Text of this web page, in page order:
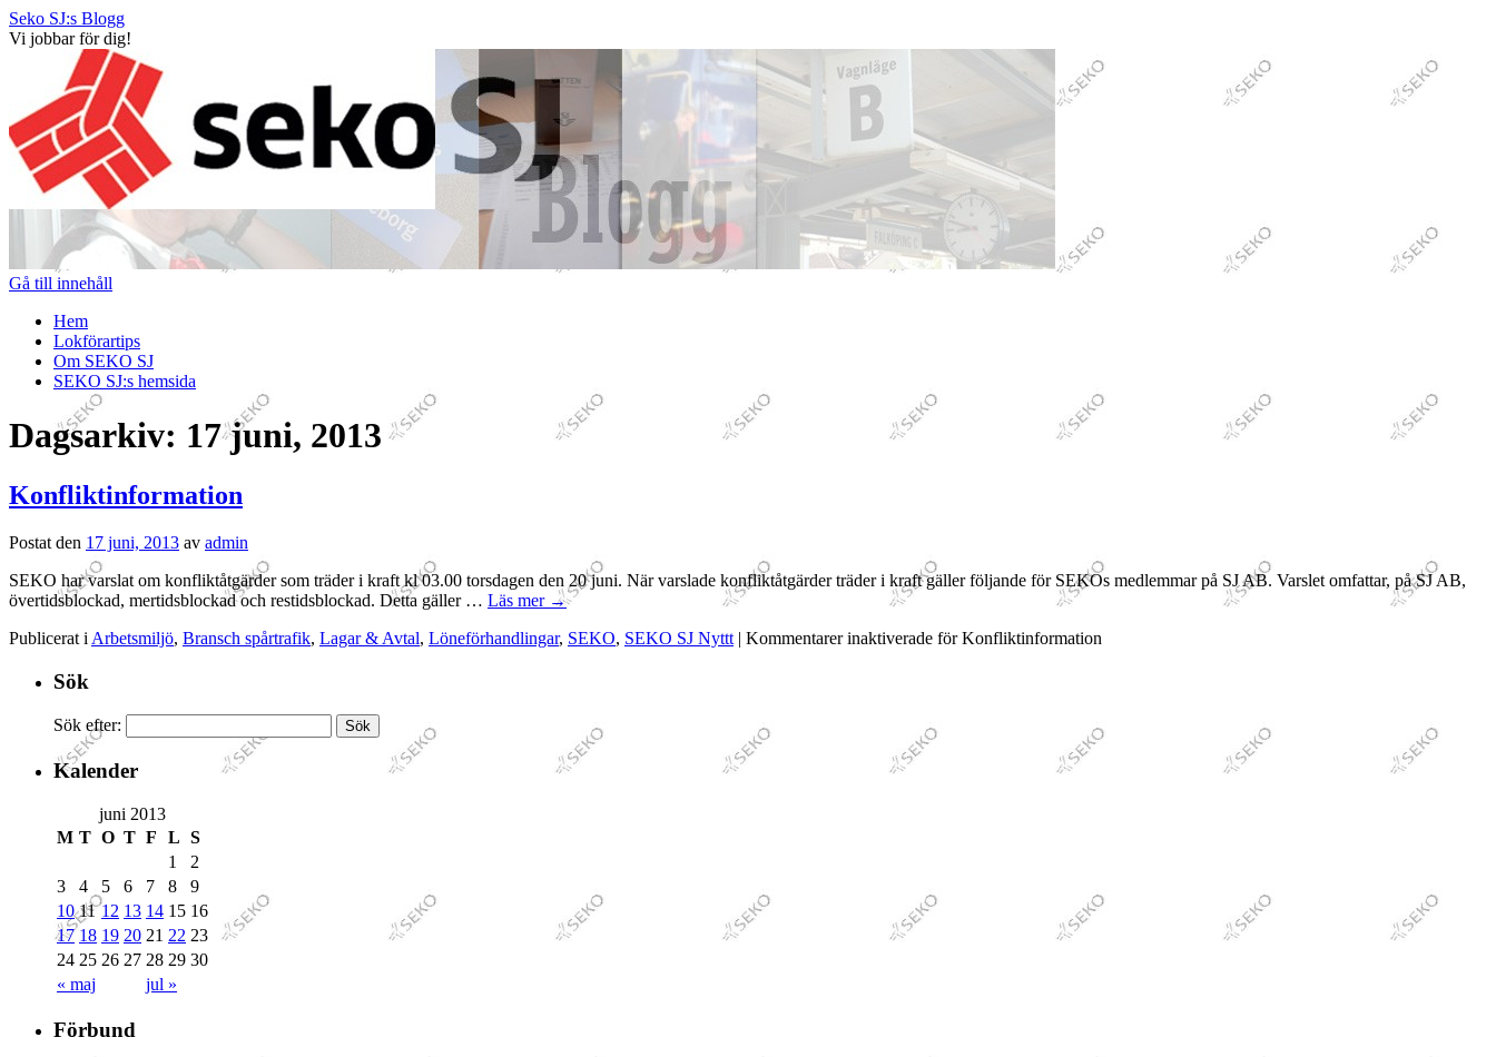
Seko SJ:s Blogg
Vi jobbar för dig!
Gå till innehåll
Hem
Lokförartips
Om SEKO SJ
SEKO SJ:s hemsida
Dagsarkiv: 17 juni, 2013
Konfliktinformation
Postat den 17 juni, 2013 av admin
SEKO har varslat om konfliktåtgärder som träder i kraft kl 03.00 torsdagen den 20 juni. När varslade konfliktåtgärder träder i kraft gäller följande för SEKOs medlemmar på SJ AB. Varslet omfattar, på SJ AB,
övertidsblockad, mertidsblockad och restidsblockad. Detta gäller … Läs mer →
Publicerat i Arbetsmiljö, Bransch spårtrafik, Lagar & Avtal, Löneförhandlingar, SEKO, SEKO SJ Nyttt | Kommentarer inaktiverade för Konfliktinformation
Sök
Sök efter:
Kalender
juni 2013
M T O T F L S
« maj jul »
1
2
3
4 5 6 7 8
9
10 11 12 13 14 15 16
17 18 19 20 21 22 23
24 25 26 27 28 29 30
Förbund